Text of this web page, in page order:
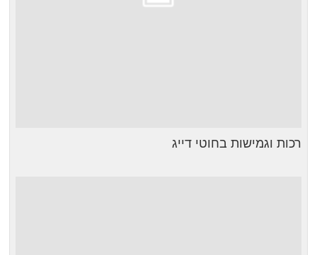
רכות וגמישות בחוטי דייג